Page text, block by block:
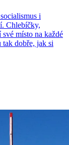
i
Chlebíčky,
místo na každé
tak dobře, jak si